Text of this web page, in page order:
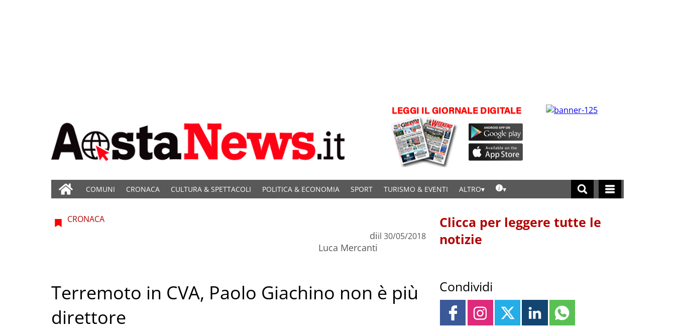
COMUNI CRONACA CULTURA & SPETTACOLI POLITICA & ECONOMIA SPORT TURISMO & EVENTI ALTRO
CRONACA
di
Luca Mercanti
il 30/05/2018
Terremoto in CVA, Paolo Giachino non è più
direttore
Clicca per leggere tutte le
notizie
Condividi